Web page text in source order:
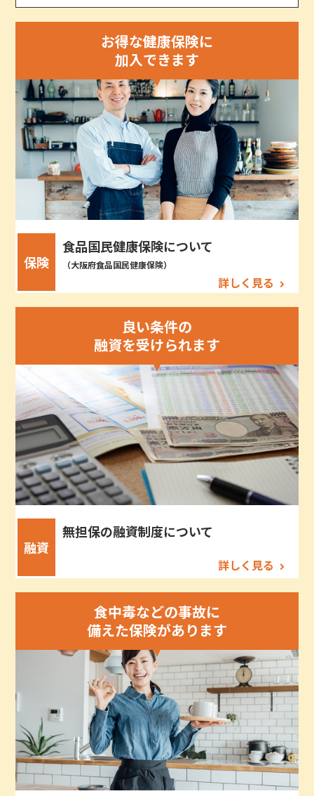
お得な健康保険に
加入できます
保険
食品国民健康保険について
（大阪府食品国民健康保険）
詳しく見る
良い条件の
融資を受けられます
融資
無担保の融資制度について
詳しく見る
食中毒などの事故に
備えた保険があります